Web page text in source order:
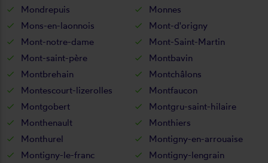
Mondrepuis
Monnes
Mons-en-laonnois
Mont-d'origny
Mont-notre-dame
Mont-Saint-Martin
Mont-saint-père
Montbavin
Montbrehain
Montchâlons
Montescourt-lizerolles
Montfaucon
Montgobert
Montgru-saint-hilaire
Monthenault
Monthiers
Monthurel
Montigny-en-arrouaise
Montigny-le-franc
Montigny-lengrain